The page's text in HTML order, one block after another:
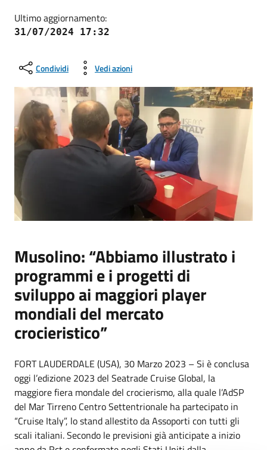
Ultimo aggiornamento:
31/07/2024 17:32
Condividi Vedi azioni
Musolino: “Abbiamo illustrato i
programmi e i progetti di
sviluppo ai maggiori player
mondiali del mercato
crocieristico”
FORT LAUDERDALE (USA), 30 Marzo 2023 – Si è conclusa
oggi l’edizione 2023 del Seatrade Cruise Global, la
maggiore fiera mondale del crocierismo, alla quale l’AdSP
del Mar Tirreno Centro Settentrionale ha partecipato in
“Cruise Italy”, lo stand allestito da Assoporti con tutti gli
scali italiani. Secondo le previsioni già anticipate a inizio